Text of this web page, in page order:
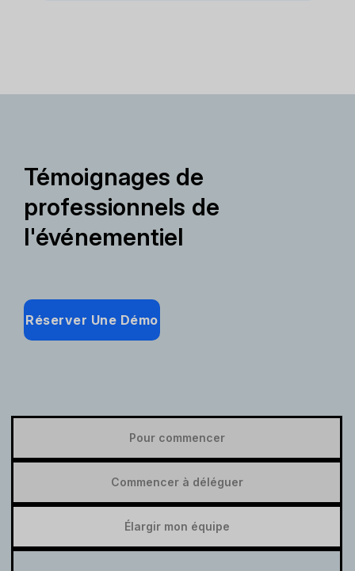
Témoignages de
professionnels de
l'événementiel
Réserver Une Démo
Pour commencer
Commencer à déléguer
Élargir mon équipe